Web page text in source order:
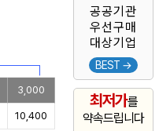
공공기관
우선구매
대상기업
BEST →
최저가를
약속드립니다
3,000
10,400